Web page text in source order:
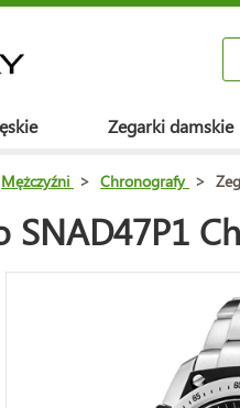
Zegarki damskie
Mężczyźni > Chronografy >
SNAD47P1